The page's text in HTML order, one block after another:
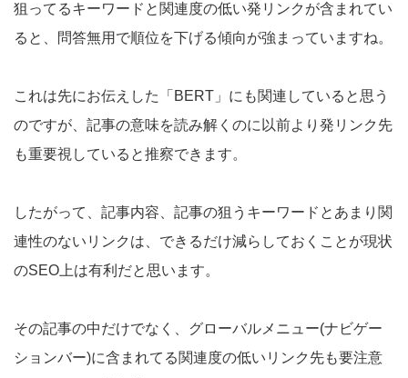
狙ってるキーワードと関連度の低い発リンクが含まれてい
ると、問答無用で順位を下げる傾向が強まっていますね。
これは先にお伝えした「BERT」にも関連していると思う
のですが、記事の意味を読み解くのに以前より発リンク先
も重要視していると推察できます。
したがって、記事内容、記事の狙うキーワードとあまり関
連性のないリンクは、できるだけ減らしておくことが現状
のSEO上は有利だと思います。
その記事の中だけでなく、グローバルメニュー(ナビゲー
ションバー)に含まれてる関連度の低いリンク先も要注意